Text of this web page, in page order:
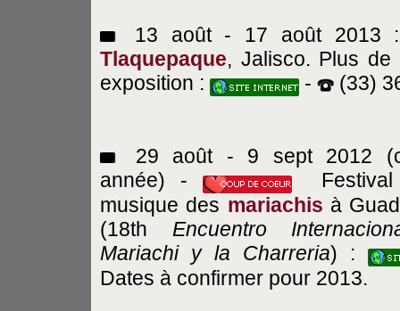
13 août - 17 août
Tlaquepaque, Jalisco. Plus de
exposition :
- (33)
29 août - 9 sept 2012
année) -
Festival
musique des mariachis à
(18th Encuentro
Mariachi y la Charreria) :
Dates à confirmer pour 2013.